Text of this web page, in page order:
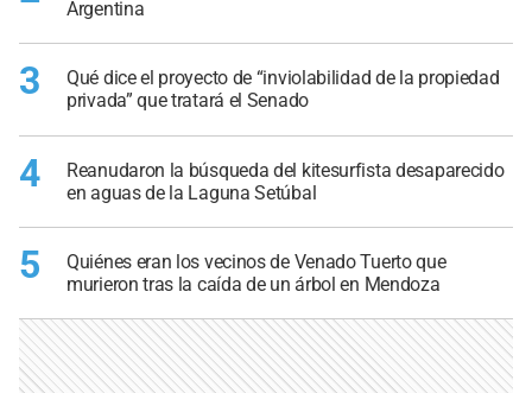
Argentina
3
Qué dice el proyecto de “inviolabilidad de la propiedad
privada” que tratará el Senado
4
Reanudaron la búsqueda del kitesurfista desaparecido
en aguas de la Laguna Setúbal
5
Quiénes eran los vecinos de Venado Tuerto que
murieron tras la caída de un árbol en Mendoza